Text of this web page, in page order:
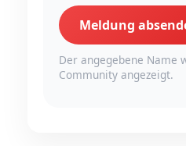
Meldung
Der angegebene Name
Community angezeigt.